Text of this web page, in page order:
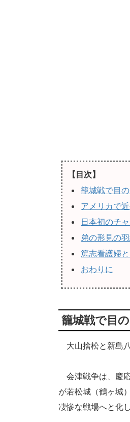
【目次】
籠城戦で目
アメリカで
日本初のチ
弟の形見の
篤志看護婦
おわりに
籠城戦で目
大山捨松と新島
会津戦争は、慶
が若松城（鶴ヶ城
凄惨な戦場へと化